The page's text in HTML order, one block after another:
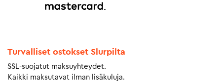
Turvalliset ostokset Slurpilta
SSL-suojatut maksuyhteydet.
Kaikki maksutavat ilman lisäkuluja.